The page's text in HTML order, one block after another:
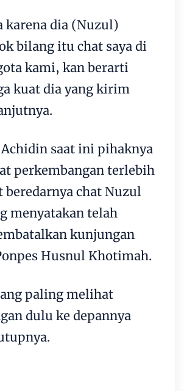
karena dia (Nuzul)
bilang itu chat saya di
kami, kan berarti
kuat dia yang kirim
saat ini pihaknya
perkembangan terlebih
chat Nuzul
menyatakan telah
kunjungan
Husnul Khotimah.
paling melihat
dulu ke depannya